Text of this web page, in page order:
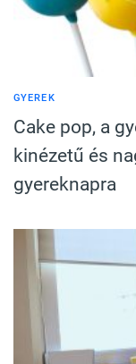
GYEREK
Cake pop, a
kinézetű és
gyereknapra